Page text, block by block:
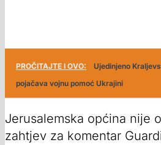
PROČITAJTE I OVO:
Ujedinjeno
pojačava vojnu pomoć Ukrajini
Jerusalemska općina nije
zahtjev za komentar